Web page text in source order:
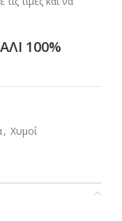
100%
, Χυμοί